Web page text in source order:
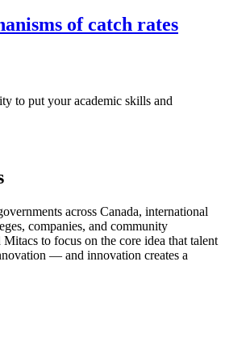
of catch rates
to put your academic skills and
across Canada, international
companies, and community
to focus on the core idea that talent
— and innovation creates a